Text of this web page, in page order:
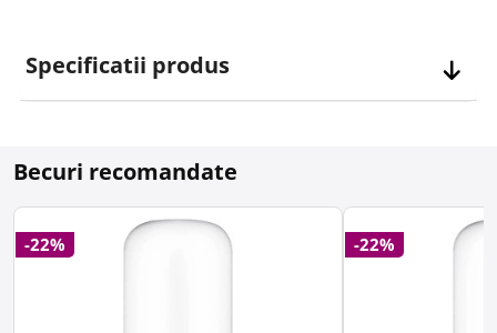
Specificatii produs
Becuri recomandate
-22% -22%